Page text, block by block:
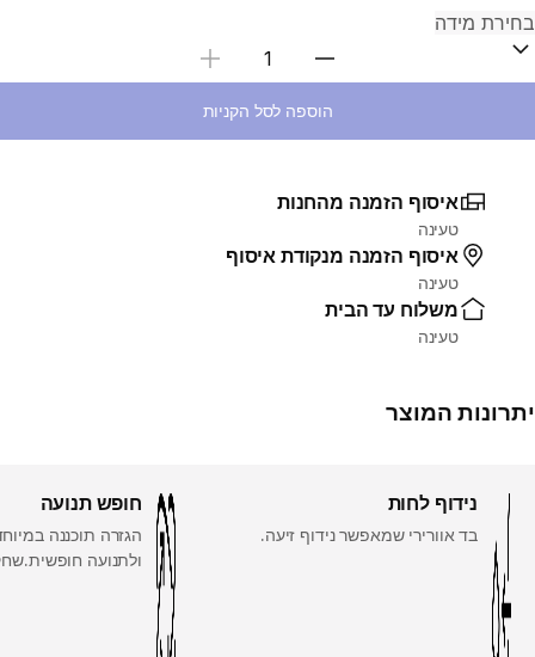
בחירת כמות
הוספה לסל הקניות
איסוף הזמנה מהחנות
טעינה
איסוף הזמנה מנקודת איסוף
טעינה
משלוח עד הבית
טעינה
יתרונות המוצר
נידוף לחות
בד אוורירי שמאפשר נידוף זיעה.
חופש תנועה
הגזרה תוכננה
ולתנועה